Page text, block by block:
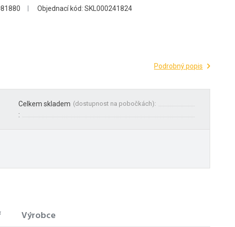
Objednací kód: SKL000241824
Podrobný popis
Celkem skladem (dostupnost na pobočkách):
:
Výrobce